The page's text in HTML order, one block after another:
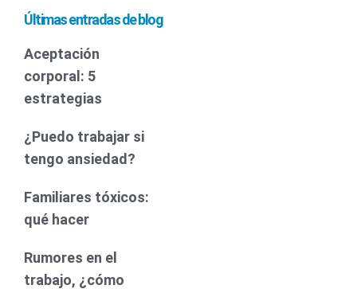
Últimas entradas de blog
Aceptación
corporal: 5
estrategias
¿Puedo trabajar si
tengo ansiedad?
Familiares tóxicos:
qué hacer
Rumores en el
trabajo, ¿cómo